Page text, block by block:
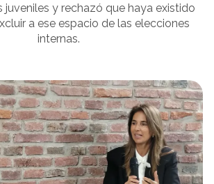
juveniles y rechazó que haya existido
a ese espacio de las elecciones
internas.